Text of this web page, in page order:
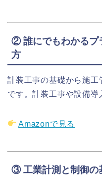
② 誰にでもわかるプ
方
計装工事の基礎から施
です。計装工事や設備導
Amazonで見る
③ 工業計測と制御の